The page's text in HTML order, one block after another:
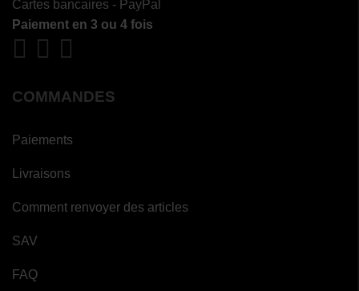
Cartes bancaires - PayPal
Paiement en 3 ou 4 fois
COMMANDES
Paiements
Livraisons
Comment renvoyer des articles
SAV
FAQ